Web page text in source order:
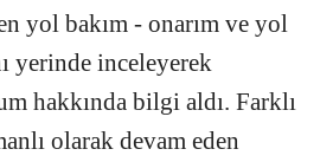
yol bakım - onarım ve yol
yerinde inceleyerek
hakkında bilgi aldı. Farklı
olarak devam eden